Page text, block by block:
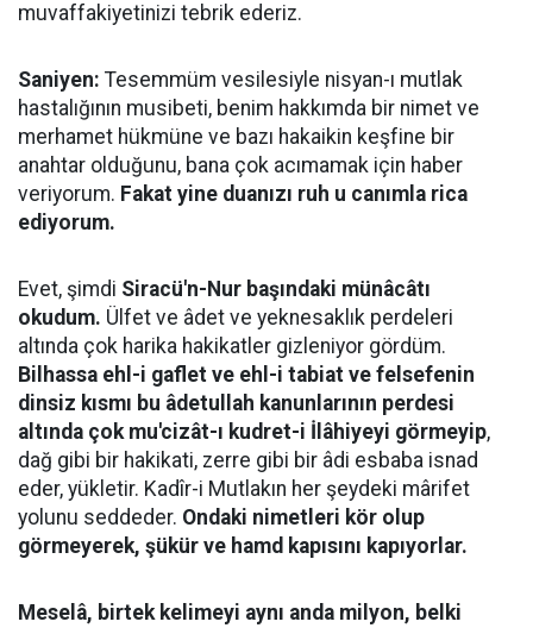
muvaffakiyetinizi tebrik ederiz.
Saniyen: Tesemmüm vesilesiyle nisyan-ı mutlak
hastalığının musibeti, benim hakkımda bir nimet ve
merhamet hükmüne ve bazı hakaikin keşfine bir
anahtar olduğunu, bana çok acımamak için haber
veriyorum. Fakat yine duanızı ruh u canımla rica
ediyorum.
Evet, şimdi Siracü'n-Nur başındaki münâcâtı
okudum. Ülfet ve âdet ve yeknesaklık perdeleri
altında çok harika hakikatler gizleniyor gördüm.
Bilhassa ehl-i gaflet ve ehl-i tabiat ve felsefenin
dinsiz kısmı bu âdetullah kanunlarının perdesi
altında çok mu'cizât-ı kudret-i İlâhiyeyi görmeyip,
dağ gibi bir hakikati, zerre gibi bir âdi esbaba isnad
eder, yükletir. Kadîr-i Mutlakın her şeydeki mârifet
yolunu seddeder. Ondaki nimetleri kör olup
görmeyerek, şükür ve hamd kapısını kapıyorlar.
Meselâ, birtek kelimeyi aynı anda milyon, belki